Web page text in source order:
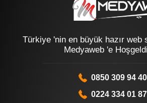
Türkiye 'nin en büyük hazır web
Medyaweb 'e
0850 309 94 40
0224 334 01 87